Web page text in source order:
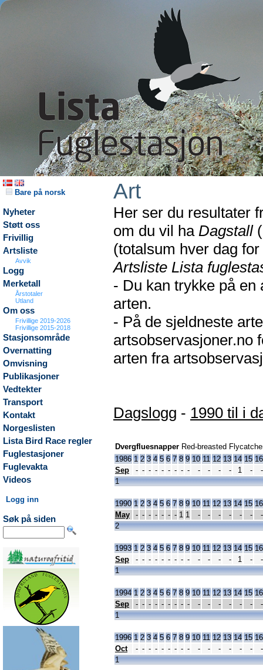
Bare på norsk
Nyheter
Støtt oss
Frivillig
Artsliste
Avvik
Logg
Merketall
Årstotaler
Utland
Om oss
Frivillige 2019-2026
Frivillige 2015-2018
Stasjonsområde
Overnatting
Omvisning
Publikasjoner
Vedtekter
Transport
Kontakt
Norgeslisten
Lista Bird Race regler
Fuglestasjoner
Fuglevakta
Videos
Logg inn
Søk på siden
Art
Her ser du resultater
om du vil ha Dagstall
(totalsum hver dag
Artsliste Lista
- Du kan trykke på en
arten.
- På de sjeldneste
artsobservasjoner.no
arten fra
Dagslogg - 1990 til i
Dvergfluesnapper Red-breasted
1986 1 2 3 4 5 6 7 8 9 10 11 12 13 14 15 16
Sep
- - - - - - - - - - - - - 1 -
-
1
1990 1 2 3 4 5 6 7 8 9 10 11 12 13 14 15 16
May
- - - - - - - 1 1 - - - - - -
-
2
1993 1 2 3 4 5 6 7 8 9 10 11 12 13 14 15 16
Sep
- - - - - - - - - - - - - 1 -
-
1
1994 1 2 3 4 5 6 7 8 9 10 11 12 13 14 15 16
Sep
- - - - - - - - - - - - - - -
-
1
1996 1 2 3 4 5 6 7 8 9 10 11 12 13 14 15 16
Oct
- - - - - - - - - - - - - - -
-
1